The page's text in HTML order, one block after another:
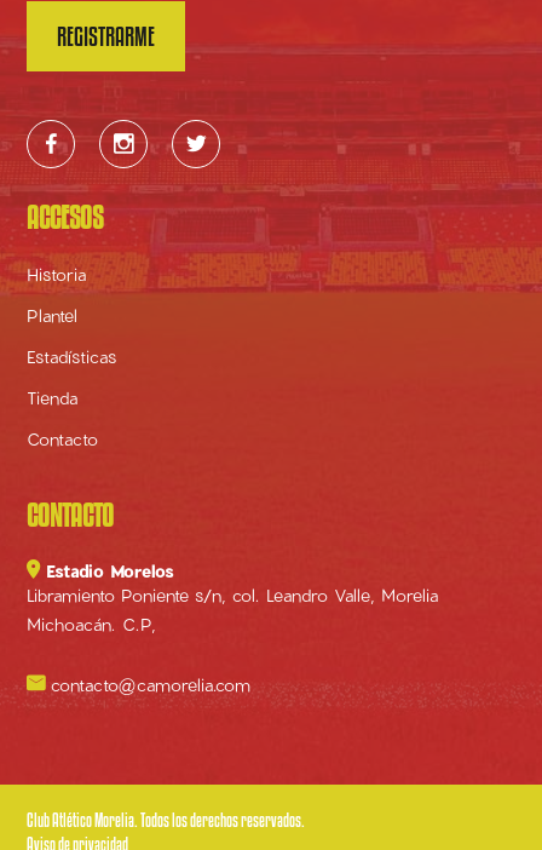
  
ACCESOS
Historia
Plantel
Estadísticas
Tienda
Contacto
CONTACTO
 Estadio Morelos
Libramiento Poniente s/n, col. Leandro Valle, Morelia
Michoacán. C.P,
 contacto@camorelia.com
Club Atlético Morelia. Todos los derechos reservados.
Aviso de privacidad